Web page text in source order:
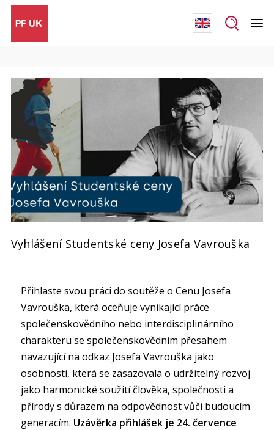
Vyhlášení Studentské ceny Josefa Vavrouška
Přihlaste svou práci do soutěže o Cenu Josefa
Vavrouška, která oceňuje vynikající práce
společenskovědního nebo interdisciplinárního
charakteru se společenskovědním přesahem
navazující na odkaz Josefa Vavrouška jako
osobnosti, která se zasazovala o udržitelný rozvoj
jako harmonické soužití člověka, společnosti a
přírody s důrazem na odpovědnost vůči budoucím
generacím. Uzávěrka přihlášek je 24. července